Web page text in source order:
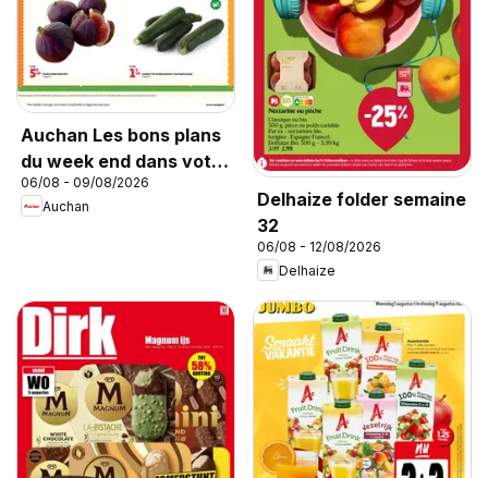
Auchan Les bons plans
du week end dans votre
super !
06/08 - 09/08/2026
Auchan
Delhaize folder semaine
32
06/08 - 12/08/2026
Delhaize